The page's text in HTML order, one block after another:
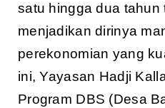
satu hingga dua tahun
menjadikan dirinya
perekonomian yang
ini, Yayasan Hadji
Program DBS (Desa